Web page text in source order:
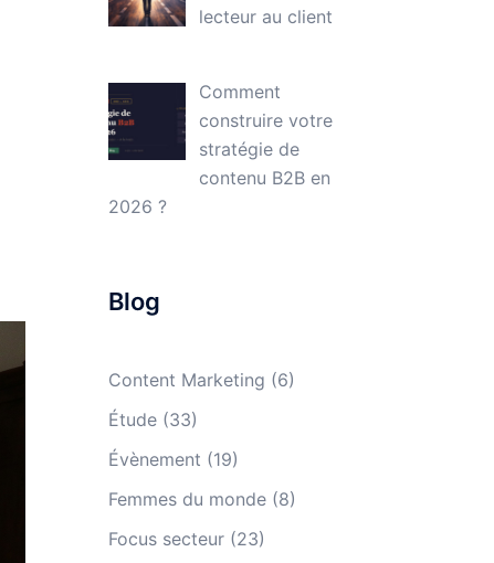
lecteur au client
Comment
construire votre
stratégie de
contenu B2B en
2026 ?
Blog
Content Marketing (6)
Étude(33)
Évènement (19)
Femmes du monde(8)
Focus secteur(23)